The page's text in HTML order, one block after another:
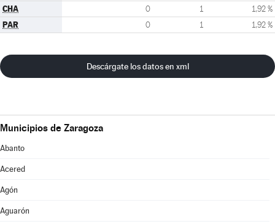
CHA 0 1 1,92 %
PAR 0 1 1,92 %
Descárgate los datos en xml
Municipios de Zaragoza
Abanto
Acered
Agón
Aguarón